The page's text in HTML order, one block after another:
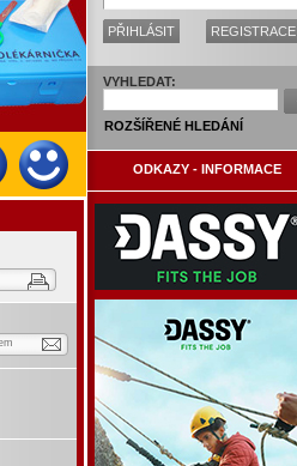
PŘIHLÁSIT REGISTRACE
VYHLEDAT:
ROZŠÍŘENÉ HLEDÁNÍ
ODKAZY - INFORMACE